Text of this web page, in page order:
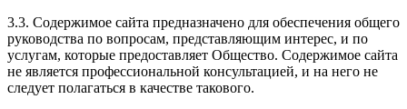
3.3. Содержимое сайта предназначено для обеспечения общего
руководства по вопросам, представляющим интерес, и по
услугам, которые предоставляет Общество. Содержимое сайта
не является профессиональной консультацией, и на него не
следует полагаться в качестве такового.